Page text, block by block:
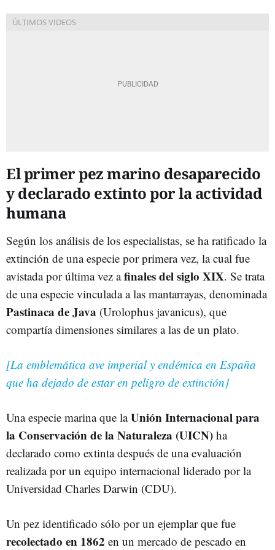
El primer pez marino desaparecido
y declarado extinto por la actividad
humana
Según los análisis de los especialistas, se ha ratificado la
extinción de una especie por primera vez, la cual fue
avistada por última vez afinales del siglo XIX. Se trata
de una especie vinculada a las mantarrayas, denominada
Pastinaca de Java (Urolophus javanicus), que
compartía dimensiones similares a las de un plato.
[La emblemática ave imperial y endémica en España
que ha dejado de estar en peligro de extinción]
Una especie marina que laUnión Internacional para
la Conservación de la Naturaleza (UICN) ha
declarado como extinta después de una evaluación
realizada por un equipo internacional liderado por la
Universidad Charles Darwin (CDU).
Un pez identificado sólo por un ejemplar que fue
recolectado en 1862 en un mercado de pescado en